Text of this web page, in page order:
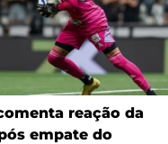
reação da
empate do